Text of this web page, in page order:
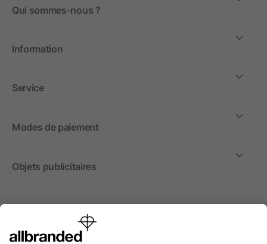
Qui sommes-nous ?
Information
Service
Modes de paiement
Objets publicitaires
International